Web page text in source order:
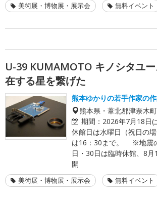
美術展・博物展・展示会 無料イベント
U-39 KUMAMOTO キノシタユ
在する星を繋げた
熊本ゆかりの若手作家の
熊本県・葦北郡津奈木町
期間： 2026年7月18日
休館日は水曜日（祝日の
は16：30まで。 ※地震
日・30日は臨時休館、8
開
美術展・博物展・展示会 無料イベント